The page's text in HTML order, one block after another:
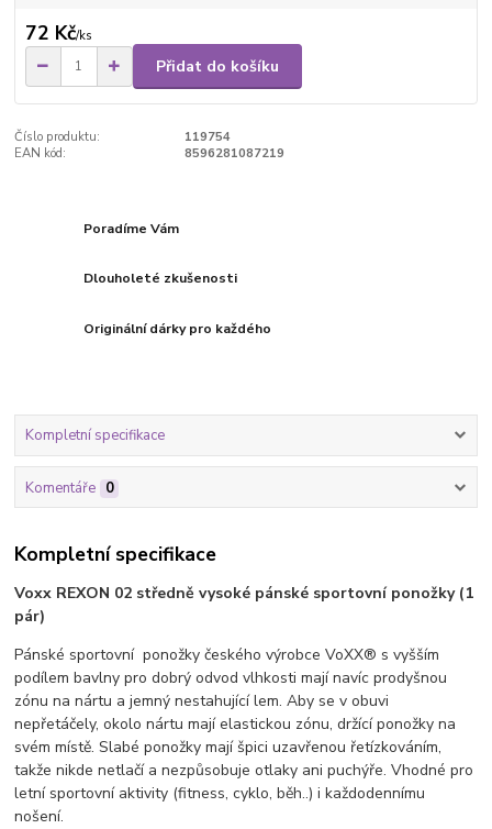
72 Kč/ks
Přidat do košíku
Číslo produktu:
119754
EAN kód:
8596281087219
Poradíme Vám
Dlouholeté zkušenosti
Originální dárky pro každého
Kompletní specifikace
Komentáře 0
Kompletní specifikace
Voxx REXON 02 středně vysoké pánské sportovní ponožky (1
pár)
Pánské sportovní ponožky českého výrobce VoXX® s vyšším
podílem bavlny pro dobrý odvod vlhkosti mají navíc prodyšnou
zónu na nártu a jemný nestahující lem. Aby se v obuvi
nepřetáčely, okolo nártu mají elastickou zónu, držící ponožky na
svém místě. Slabé ponožky mají špici uzavřenou řetízkováním,
takže nikde netlačí a nezpůsobuje otlaky ani puchýře. Vhodné pro
letní sportovní aktivity (fitness, cyklo, běh..) i každodennímu
nošení.